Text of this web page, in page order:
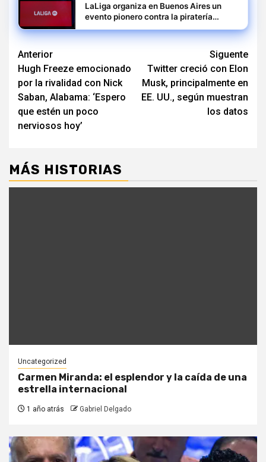
LaLiga organiza en Buenos Aires un
evento pionero contra la piratería
audiovisual en Latinoamérica
Navegación
de
entradas
Anterior
Hugh Freeze emocionado
por la rivalidad con Nick
Saban, Alabama: ‘Espero
que estén un poco
nerviosos hoy’
Siguente
Twitter creció con Elon
Musk, principalmente en
EE. UU., según muestran
los datos
MÁS HISTORIAS
Uncategorized
Carmen Miranda: el esplendor y la caída de una
estrella internacional
1 año atrás Gabriel Delgado